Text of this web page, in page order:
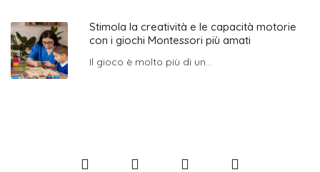
Stimola la creatività e le capacità motorie
con i giochi Montessori più amati
Il gioco è molto più di un...